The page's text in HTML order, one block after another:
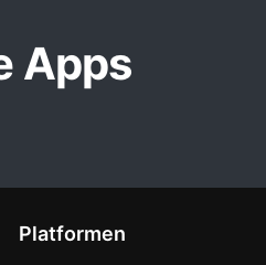
Apps
Platformen